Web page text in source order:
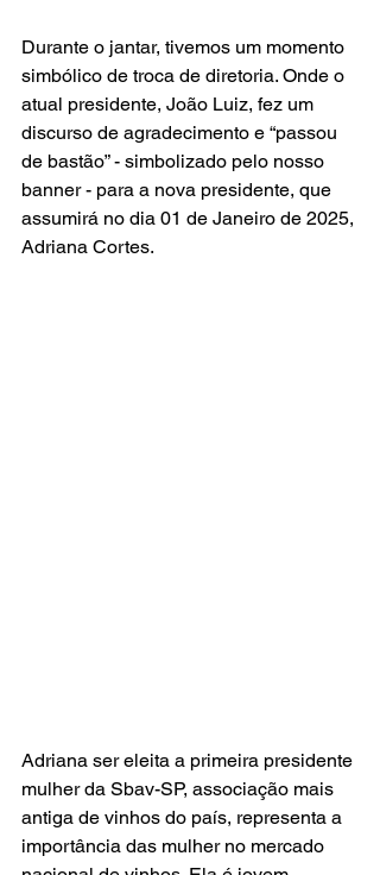
Durante o jantar, tivemos um momento
simbólico de troca de diretoria. Onde o
atual presidente, João Luiz, fez um
discurso de agradecimento e “passou
de bastão” - simbolizado pelo nosso
banner - para a nova presidente, que
assumirá no dia 01 de Janeiro de 2025,
Adriana Cortes.
Adriana ser eleita a primeira presidente
mulher da Sbav-SP, associação mais
antiga de vinhos do país, representa a
importância das mulher no mercado